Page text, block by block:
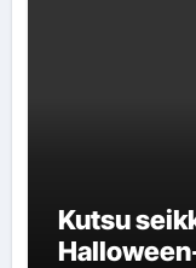
Kutsu